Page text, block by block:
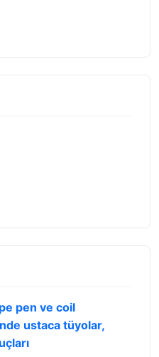
pen ve coil
ustaca tüyolar,